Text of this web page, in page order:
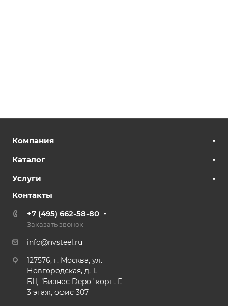
Компания
Каталог
Услуги
Контакты
+7 (495) 662-58-80
Заказать звонок
info@nvsteel.ru
127576, г. Москва, ул.
Новгородская, д. 1,
БЦ "Бизнес Depo" корп. Г,
3 этаж, офис 307